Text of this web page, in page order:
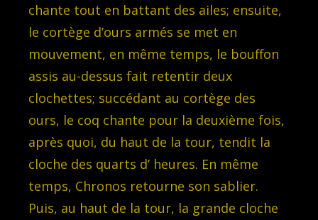
chante tout en battant des ailes; ensuite,
le cortège d’ours armés se met en
mouvement, en même temps, le bouffon
assis au-dessus fait retentir deux
clochettes; succédant au cortège des
ours, le coq chante pour la deuxième fois,
après quoi, du haut de la tour, tendit la
cloche des quarts d’ heures. En même
temps, Chronos retourne son sablier.
Puis, au haut de la tour, la grande cloche